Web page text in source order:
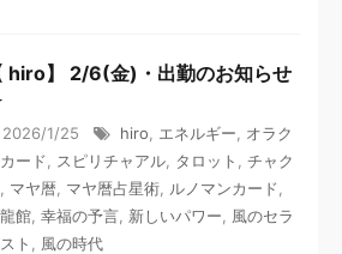
hiro】 2/6(金)・出勤のお知らせ
2026/1/25 hiro エネルギー
オラク
ード
スピリチャアル タロット
チャク
マヤ暦 マヤ暦占星術 ルノマンカード
館 幸福の予言 新しいパワー
風のセラ
ト
風の時代